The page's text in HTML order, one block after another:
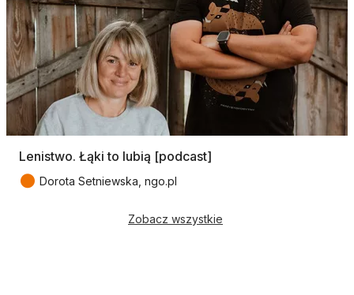
Lenistwo. Łąki to lubią [podcast]
● Dorota Setniewska, ngo.pl
Zobacz wszystkie